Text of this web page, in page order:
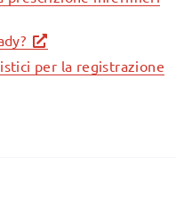
per la registrazione